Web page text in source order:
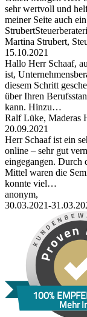
sehr wertvoll und
meiner Seite auch
Martina Strubert,
15.10.2021
Hallo Herr Schaaf,
ist,
diesem Schritt
über Ihren
kann. Hinzu…
Ralf Lüke, Maderas
20.09.2021
Herr Schaaf ist ein
online – sehr gut
eingegangen. Durch
Mittel waren die
konnte viel…
anonym,
30.03.2021-
100%
Mehr